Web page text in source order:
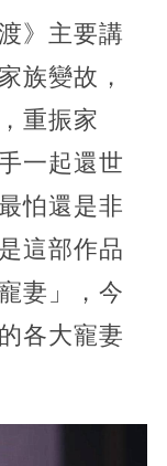
》主要講
族變故，
重振家
一起還世
怕還是非
這部作品
妻」，今
各大寵妻